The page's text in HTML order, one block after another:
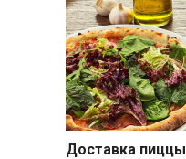
Доставка пиццы